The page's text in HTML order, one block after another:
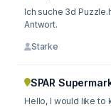
Ich suche 3d
Antwort.
Starke
SPAR
Hello, I would like to